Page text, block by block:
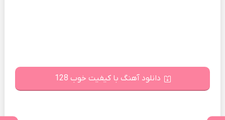
دانلود آهنگ با کیفیت خوب 128